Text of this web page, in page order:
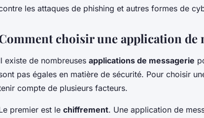
les attaques de phishing et autres formes de
choisir une application de
existe de nombreuses applications de messagerie
pas égales en matière de sécurité. Pour choisir
compte de plusieurs facteurs.
premier est le chiffrement. Une application de